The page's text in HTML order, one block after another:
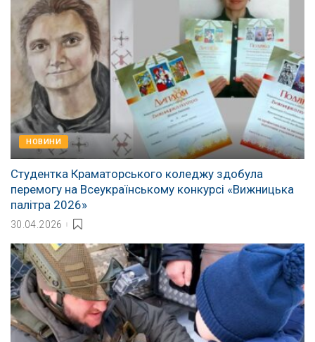
НОВИНИ
Студентка Краматорського коледжу здобула
перемогу на Всеукраїнському конкурсі «Вижницька
палітра 2026»
30.04.2026